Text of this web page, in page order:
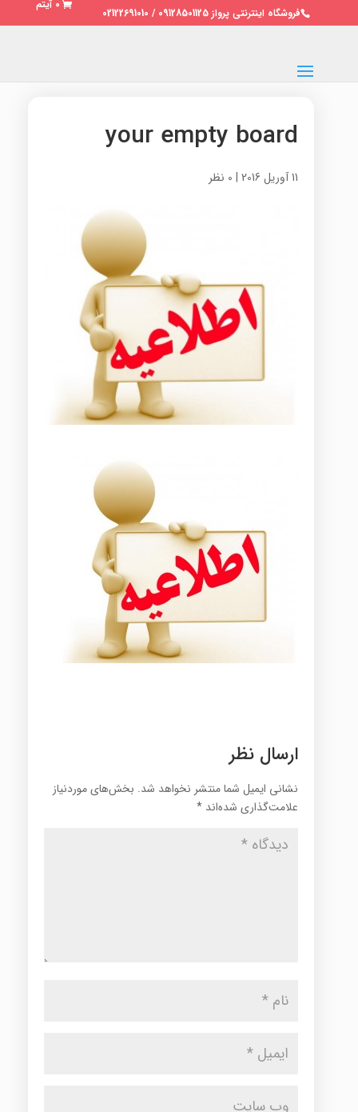
فروشگاه اینترنتی پرواز 09128501125 / 02122691010
0 آیتم
your empty board
11 آوریل 2016 | 0 نظر
ارسال نظر
نشانی ایمیل شما منتشر نخواهد شد. بخش‌های موردنیاز
علامت‌گذاری شده‌اند *